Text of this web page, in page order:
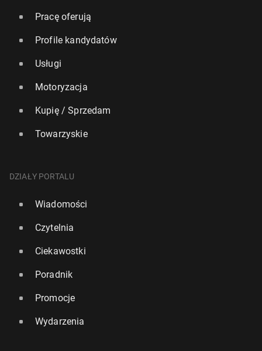
Pracę oferują
Profile kandydatów
Usługi
Motoryzacja
Kupię / Sprzedam
Towarzyskie
DZIAŁY PORTALU
Wiadomości
Czytelnia
Ciekawostki
Poradnik
Promocje
Wydarzenia